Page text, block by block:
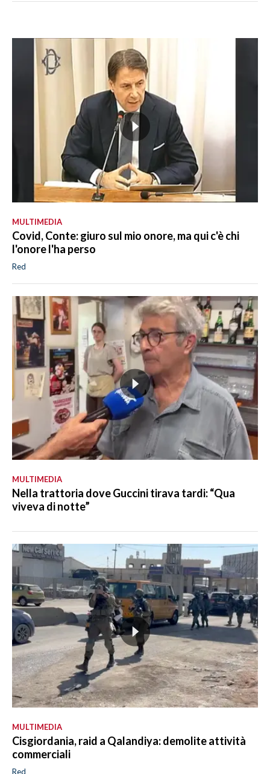
MULTIMEDIA
Covid, Conte: giuro sul mio onore, ma qui c'è chi
l'onore l'ha perso
Red
MULTIMEDIA
Nella trattoria dove Guccini tirava tardi: “Qua
viveva di notte”
MULTIMEDIA
Cisgiordania, raid a Qalandiya: demolite attività
commerciali
Red